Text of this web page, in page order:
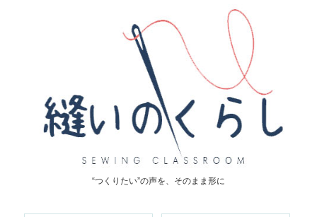
“つくりたい”の声を、そのまま形に